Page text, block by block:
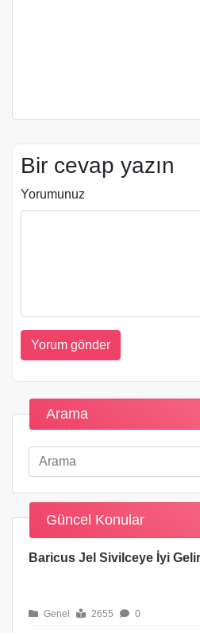
Bir cevap yazın
Yorumunuz
Arama
Güncel Konular
Baricus Jel Sivilceye İyi
Genel 2655 0